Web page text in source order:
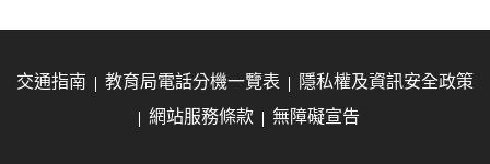
交通指南 教育局電話分機一覽表
隱私權及資訊安全政策
網站服務條款
無障礙宣告